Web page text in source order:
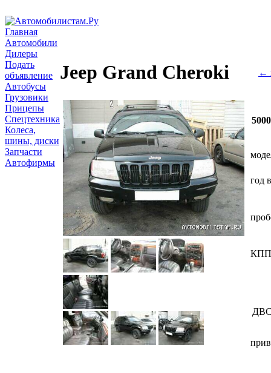
Главная
Автомобили
Дилеры
Подать
объявление
Автобусы
Грузовики
Прицепы
Спецтехника
Колеса,
шины, диски
Запчасти
Автофирмы
Jeep Grand Cheroki ←
год
КПП